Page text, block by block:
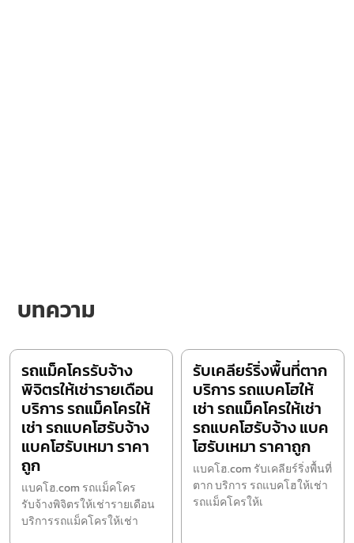
บทความ
รถแม็คโครรับจ้าง
พิจิตรให้เช่ารายเดือน
บริการ รถแม็คโครให้
เช่า รถแบคโฮรับจ้าง
แบคโฮรับเหมา ราคา
ถูก
แบคโฮ.com รถแม็คโคร
รับจ้างพิจิตรให้เช่ารายเดือน
บริการรถแม็คโครให้เช่า
รับเคลียร์ริ่งพื้นที่ตาก
บริการ รถแบคโฮให้
เช่า รถแม็คโครให้เช่า
รถแบคโฮรับจ้าง แบค
โฮรับเหมา ราคาถูก
แบคโฮ.com รับเคลียร์ริ่งพื้นที่
ตาก บริการ รถแบคโฮให้เช่า
รถแม็คโครให้เ